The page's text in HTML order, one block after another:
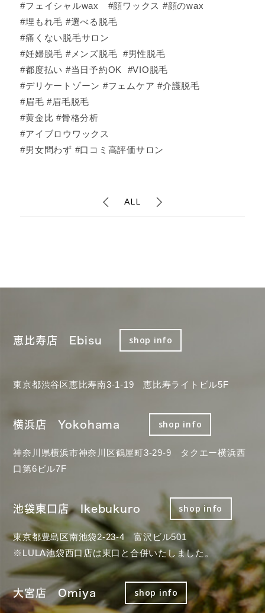
#フェイシャルwax #顔ワックス #顔のwax
#埋もれ毛 #選べる脱毛
#痛くない脱毛サロン
#妊婦脱毛 #メンズ脱毛 #男性脱毛
#都度払い #当日予約OK #VIO脱毛
#デリケートゾーン #フェムケア #介護脱毛
#眉毛 #眉毛脱毛
#黄金比 #骨格分析
#アイブロウワックス
#男女問わず #口コミ高評価サロン
ALL
恵比寿店 Ebisu shop info
東京都渋谷区恵比寿南3-1-19 恵比寿ライトビル5F
横浜店 Yokohama shop info
神奈川県横浜市神奈川区鶴屋町3-29-9 タクエー横浜西
口第6ビル7F
池袋東口店 Ikebukuro shop info
東京都豊島区南池袋2-23-4 富沢ビル501
※LULA池袋西口店は東口と合併いたしました。
大宮店 Omiya shop info